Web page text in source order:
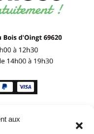
aux